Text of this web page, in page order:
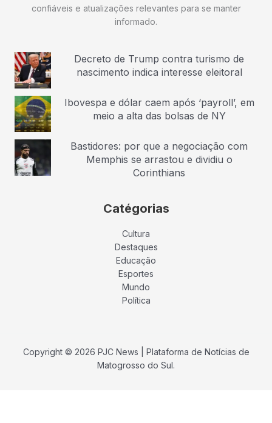
confiáveis e atualizações relevantes para se manter
informado.
Decreto de Trump contra turismo de
nascimento indica interesse eleitoral
Ibovespa e dólar caem após ‘payroll’, em
meio a alta das bolsas de NY
Bastidores: por que a negociação com
Memphis se arrastou e dividiu o
Corinthians
Catégorias
Cultura
Destaques
Educação
Esportes
Mundo
Política
Copyright © 2026 PJC News | Plataforma de Notícias de
Matogrosso do Sul.